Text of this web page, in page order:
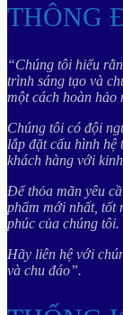
THÔNG
“Chúng tôi hiểu
trình sáng tạo và
một cách hoàn hảo
Chúng tôi có đội
lắp đặt cấu hình hệ
khách hàng với
Để thỏa mãn yêu
phẩm mới nhất, tốt
phúc của chúng tôi.
Hãy liên hệ với
và chu đáo”.